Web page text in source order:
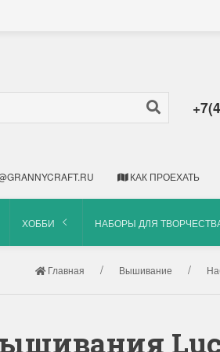
КАК ПРОЕХАТЬ
ХОББИ НАБОРЫ ДЛЯ
Главная Вышивание